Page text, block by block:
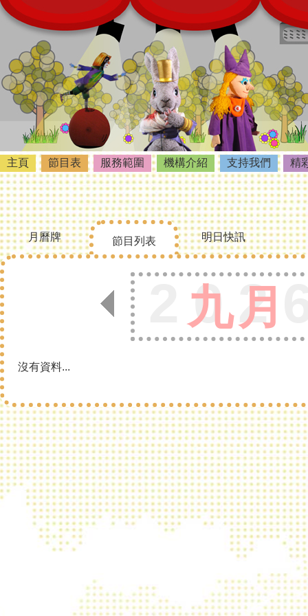
主頁 節目表 服務範圍 機構介紹 支持我們 精
月曆牌 節目列表 明日快訊
九月
沒有資料...